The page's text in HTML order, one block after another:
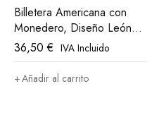
Billetera Americana con
Monedero, Diseño León
Athletic Club Bilbao
36,50€ IVA Incluido
Añadir al carrito